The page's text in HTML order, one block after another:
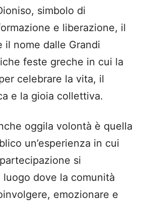
simbolo di
e liberazione, il
il nome dalle Grandi
feste greche in cui la
celebrare la vita, il
e la gioia collettiva.
oggila volontà è quella
un’esperienza in cui
si
dove la comunità
emozionare e